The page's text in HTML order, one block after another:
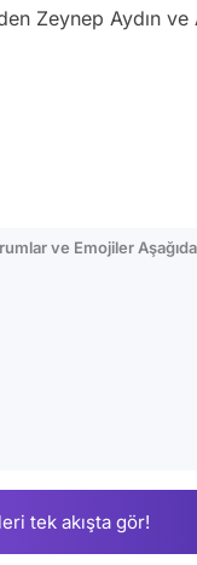
Zeynep Aydın ve
ve Emojiler Aşağıda
tek akışta gör!